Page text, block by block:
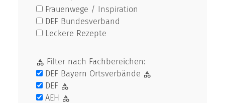
Frauenwege / Inspiration
DEF Bundesverband
Leckere Rezepte
Filter nach Fachbereichen:
DEF Bayern Ortsverbände
DEF
AEH